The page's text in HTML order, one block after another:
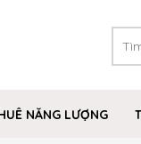
NĂNG LƯỢNG